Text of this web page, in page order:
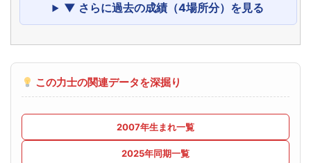
▼ さらに過去の成績（4場所分）を見る
この力士の関連データを深掘り
2007年生まれ一覧
2025年同期一覧